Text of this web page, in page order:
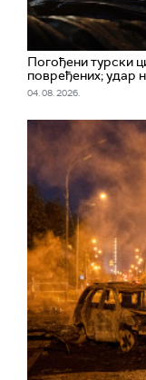
Погођени турски
повређених; удар
04. 08. 2026.